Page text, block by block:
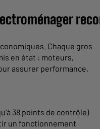
Chaque gros
en état : moteurs,
assurer performance,
38 points de contrôle)
un fonctionnement